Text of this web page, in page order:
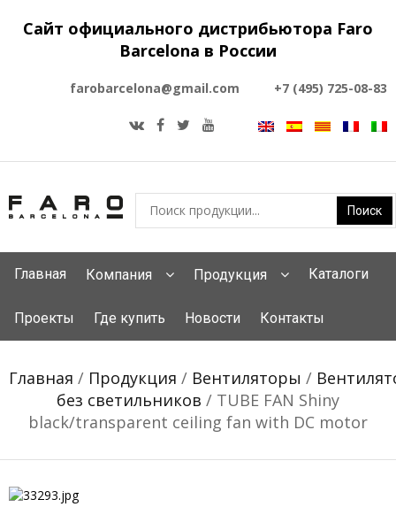
Сайт официального дистрибьютора Faro
Barcelona в России
farobarcelona@gmail.com +7 (495) 725-08-83
Главная Компания Продукция Каталоги
Проекты Где купить Новости Контакты
Главная / Продукция / Вентиляторы /
без светильников / TUBE FAN Shiny
black/transparent ceiling fan with DC motor